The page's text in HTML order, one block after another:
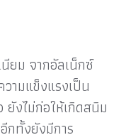
ยม จากอัลเน็กซ์
ามแข็งแรงเป็น
งไม่ก่อให้เกิดสนิม
กทั้งยังมีการ